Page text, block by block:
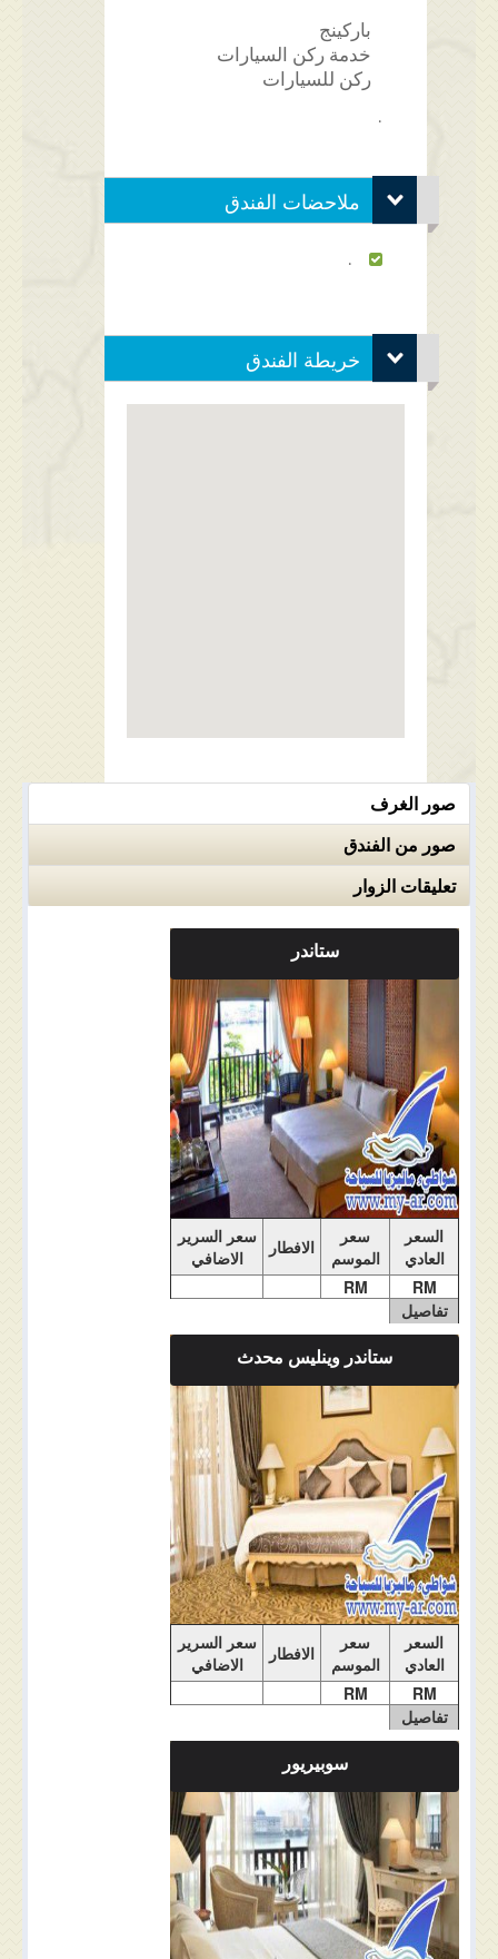
باركينج
خدمة ركن السيارات
ركن للسيارات
.
ملاحضات الفندق
.
خريطة الفندق
صور الغرف
صور من الفندق
تعليقات الزوار
ستاندر
السعر
العادي
سعر
الموسم
الافطار
سعر السرير
الاضافي
RM
RM
تفاصيل
الغرفة
ملاحضات الغرفة
ستاندر وينليس محدث
السعر
العادي
سعر
الموسم
الافطار
سعر السرير
الاضافي
RM
RM
تفاصيل
الغرفة
ملاحضات الغرفة
سوبيريور
ملاحضات الغرفة